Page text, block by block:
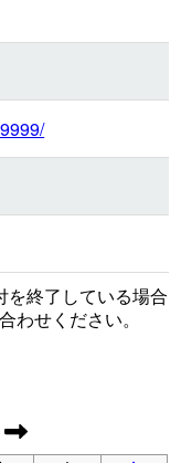
を終了している場合
わせください。